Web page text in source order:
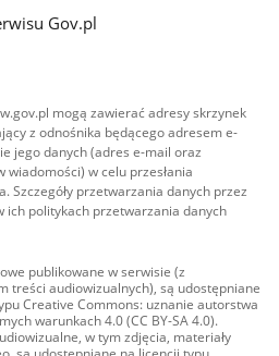
Gov.pl
mogą zawierać adresy skrzynek
z odnośnika będącego adresem e-
jego danych (adres e-mail oraz
w celu przesłania
Szczegóły przetwarzania danych przez
ich politykach przetwarzania danych
publikowane w serwisie (z
treści audiowizualnych), są udostępniane
Creative Commons: uznanie autorstwa
warunkach 4.0 (CC BY-SA 4.0).
w tym zdjęcia, materiały